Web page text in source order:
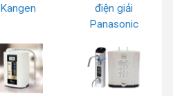
Kangen
điện giải
Panasonic